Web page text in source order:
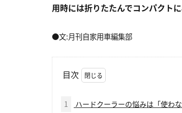
用時には折りたたんでコンパクト
●文:月刊自家用車編集部
目次
1
ハードクーラーの悩みは「使わ